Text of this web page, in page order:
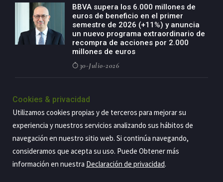
BBVA supera los 6.000 millones de
euros de beneficio en el primer
semestre de 2026 (+11%) y anuncia
un nuevo programa extraordinario de
recompra de acciones por 2.000
millones de euros
30-Julio-2026
negocio agro con un modelo global
de especialización presente en siete
países
29-Julio-2026
Cookies & privacidad
Utilizamos cookies propias y de terceros para mejorar su
experiencia y nuestros servicios analizando sus hábitos de
navegación en nuestro sitio web. Si continúa navegando,
consideramos que acepta su uso. Puede Obtener más
información en nuestra Declaración de privacidad.